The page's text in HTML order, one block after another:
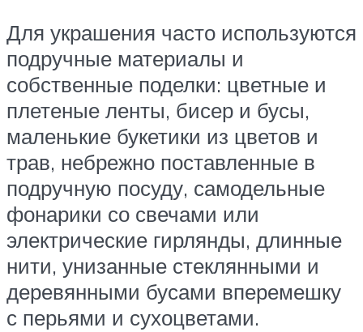
Для украшения часто используются
подручные материалы и
собственные поделки: цветные и
плетеные ленты, бисер и бусы,
маленькие букетики из цветов и
трав, небрежно поставленные в
подручную посуду, самодельные
фонарики со свечами или
электрические гирлянды, длинные
нити, унизанные стеклянными и
деревянными бусами вперемешку
с перьями и сухоцветами.